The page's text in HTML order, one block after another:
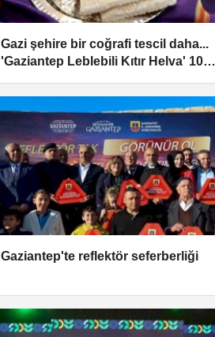
Gazi şehire bir coğrafi tescil daha...
'Gaziantep Leblebili Kıtır Helva' 109.
Gaziantep'te reflektör seferberliği